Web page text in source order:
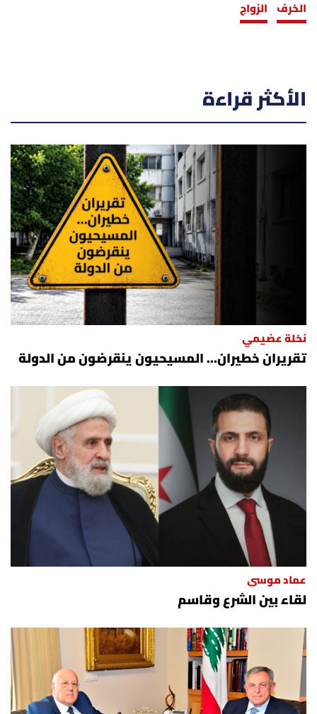
الخرف الزواج
الأكثر قراءة
نخلة عضيمي
تقريران خطيران… المسيحيون ينقرضون من الدولة
عماد موسى
لقاء بين الشرع وقاسم